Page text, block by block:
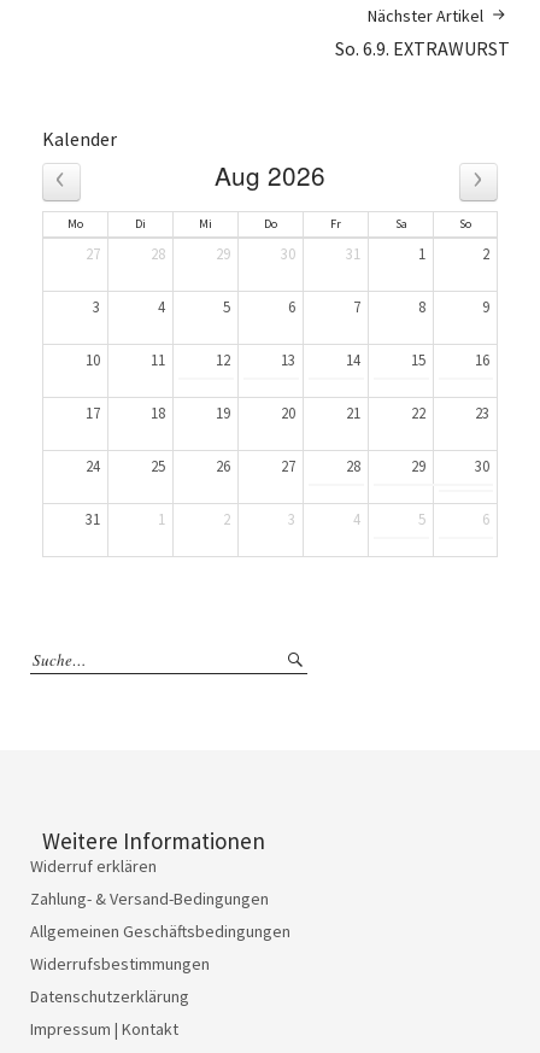
Nächster Artikel
So. 6.9. EXTRAWURST
Kalender
‹ Aug 2026 ›
Mo Di Mi Do Fr Sa So
27 28 29 30 31 1 2
3 4 5 6 7 8 9
10 11 12 13 14 15 16
17 18 19 20 21 22 23
24 25 26 27 28 29 30
31 1 2 3 4 5 6
Weitere Informationen
Widerruf erklären
Zahlung- & Versand-Bedingungen
Allgemeinen Geschäftsbedingungen
Widerrufsbestimmungen
Datenschutzerklärung
Impressum | Kontakt